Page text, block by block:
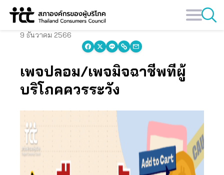
Skip
content
9 ธันวาคม 2566
เพจปลอม/เพจมิจฉาชีพที่ผู้
บริโภคควรระวัง